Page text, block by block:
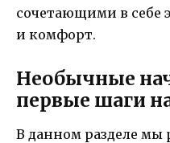
сочетающими в себе
и комфорт.
Необычные
первые шаги
В данном разделе мы